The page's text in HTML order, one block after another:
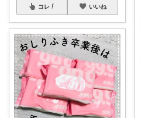
コレ いいね